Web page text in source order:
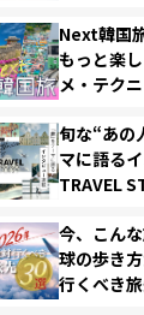
Next韓国
もっと楽
メ・テク
旬な“あの
マに語る
TRAVEL
今、こん
球の歩き
行くべき